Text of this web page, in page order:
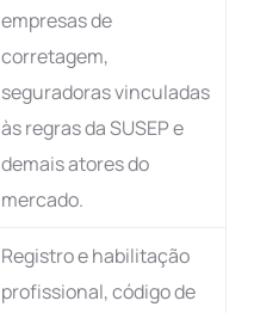
empresas de
corretagem,
seguradoras vinculadas
às regras da SUSEP e
demais atores do
mercado.
Registro e habilitação
profissional, código de